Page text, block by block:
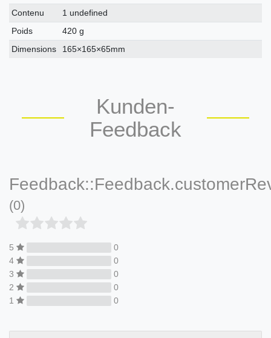
Contenu
1 undefined
Poids
420 g
Dimensions
165×165×65mm
Kunden-
Feedback
(0)
5
0
4
0
3
0
2
0
1
0